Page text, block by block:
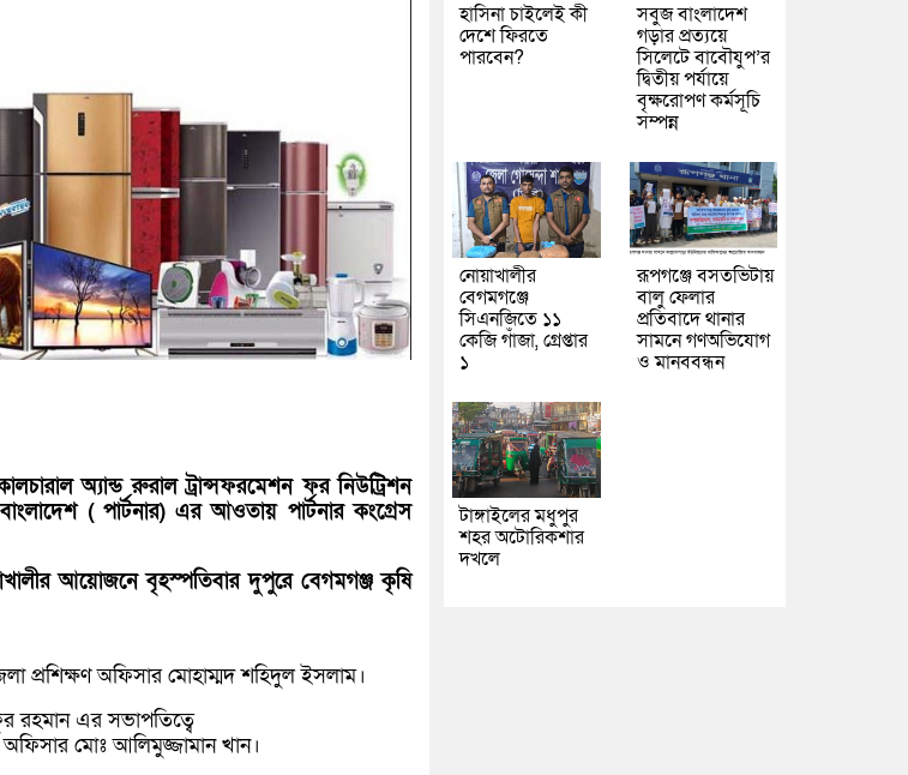
অ্যান্ড রুরাল ট্রান্সফরমেশন ফর নিউট্রিশন
( পার্টনার) এর আওতায় পার্টনার কংগ্রেস
আয়োজনে বৃহস্পতিবার দুপুরে বেগমগঞ্জ কৃষি
প্রশিক্ষণ অফিসার মোহাম্মদ শহিদুল ইসলাম।
রহমান এর সভাপতিত্বে
মোঃ আলিমুজ্জামান খান।
হাসিনা চাইলেই কী
দেশে ফিরতে
পারবেন?
সবুজ বাংলাদেশ
গড়ার প্রত্যয়ে
সিলেটে বাবৌযুপ’র
দ্বিতীয় পর্যায়ে
বৃক্ষরোপণ কর্মসূচি
সম্পন্ন
নোয়াখালীর
বেগমগঞ্জে
সিএনজিতে ১১
কেজি গাঁজা, গ্রেপ্তার
১
রূপগঞ্জে বসতভিটায়
বালু ফেলার
প্রতিবাদে থানার
সামনে গণঅভিযোগ
ও মানববন্ধন
টাঙ্গাইলের মধুপুর
শহর অটোরিকশার
দখলে